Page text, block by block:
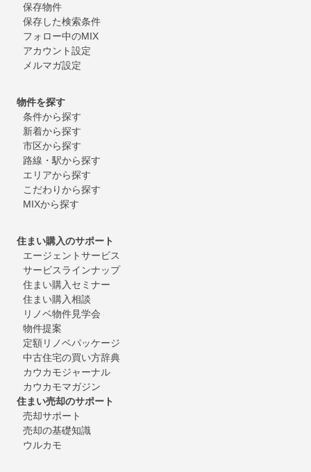
保存物件
保存した検索条件
フォロー中のMIX
アカウント設定
メルマガ設定
物件を探す
条件から探す
新着から探す
市区から探す
路線・駅から探す
エリアから探す
こだわりから探す
MIXから探す
住まい購入のサポート
エージェントサービス
サービスラインナップ
住まい購入セミナー
住まい購入相談
リノベ物件見学会
物件提案
定額リノベパッケージ
中古住宅の買い方辞典
カウカモジャーナル
カウカモマガジン
住まい売却のサポート
売却サポート
売却の基礎知識
ウルカモ